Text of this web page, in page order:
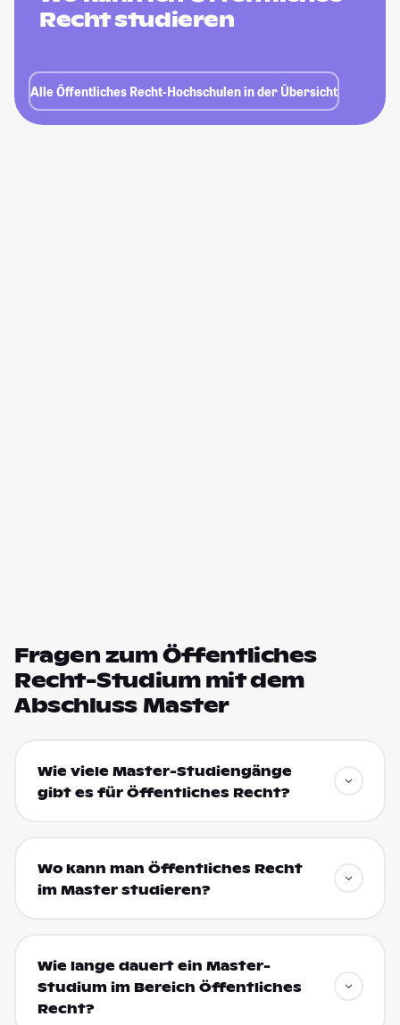
Recht studieren
Alle Öffentliches Recht-Hochschulen in der Übersicht
Fragen zum Öffentliches
Recht-Studium mit dem
Abschluss Master
Wie viele Master-Studiengänge
gibt es für Öffentliches Recht?
Wo kann man Öffentliches Recht
im Master studieren?
Wie lange dauert ein Master-
Studium im Bereich Öffentliches
Recht?